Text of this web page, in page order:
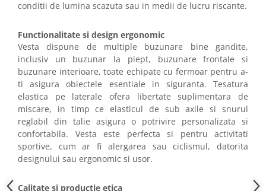
conditii de lumina scazuta sau in medii de lucru riscante.
Functionalitate si design ergonomic
Vesta dispune de multiple buzunare bine gandite,
inclusiv un buzunar la piept, buzunare frontale si
buzunare interioare, toate echipate cu fermoar pentru a-
ti asigura obiectele esentiale in siguranta. Tesatura
elastica pe laterale ofera libertate suplimentara de
miscare, in timp ce elasticul de sub axile si snurul
reglabil din talie asigura o potrivire personalizata si
confortabila. Vesta este perfecta si pentru activitati
sportive, cum ar fi alergarea sau ciclismul, datorita
designului sau ergonomic si usor.
Calitate si productie etica